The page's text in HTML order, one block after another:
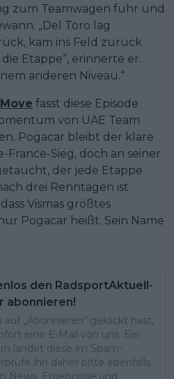
zum Teamwagen fuhr und
„Del Toro lag
kam ins Feld zurück
Etappe“, erinnerte er.
anderen Niveau.“
fasst diese Episode
von UAE Team
Pogacar bleibt der klare
Sieg, doch an seiner
der jede Etappe
drei Renntagen ist
Vismas größtes
Pogacar heißt. Sein Name
den RadsportAktuell-
abonnieren!
„Abonnieren“ geklickt hast,
eine E-Mail von uns. Bei
landet diese im Spam-
ihn daher bitte ebenfalls.
News, Ergebnisse und